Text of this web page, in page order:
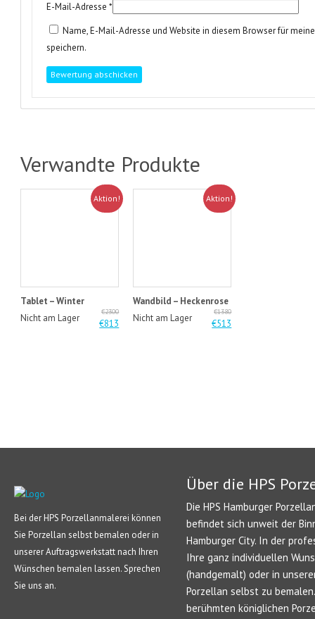
E-Mail-Adresse *
Name, E-Mail-Adresse und Website in diesem Browser für
speichern.
Verwandte Produkte
Aktion!
Tablet – Winter
€2300
€813
Nicht am Lager
Aktion!
Wandbild – Heckenrose
€1380
€513
Nicht am Lager
Bei der HPS Porzellanmalerei können
Sie Porzellan selbst bemalen oder in
unserer Auftragswerkstatt nach Ihren
Wünschen bemalen lassen. Sprechen
Sie uns an.
Über die HPS
Die HPS Hamburger
befindet sich unweit der
Hamburger City. In der
Ihre ganz individuellen
(handgemalt) oder in
Porzellan selbst zu
berühmten königlichen